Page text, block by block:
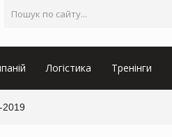
Логістика Тренінги
2019